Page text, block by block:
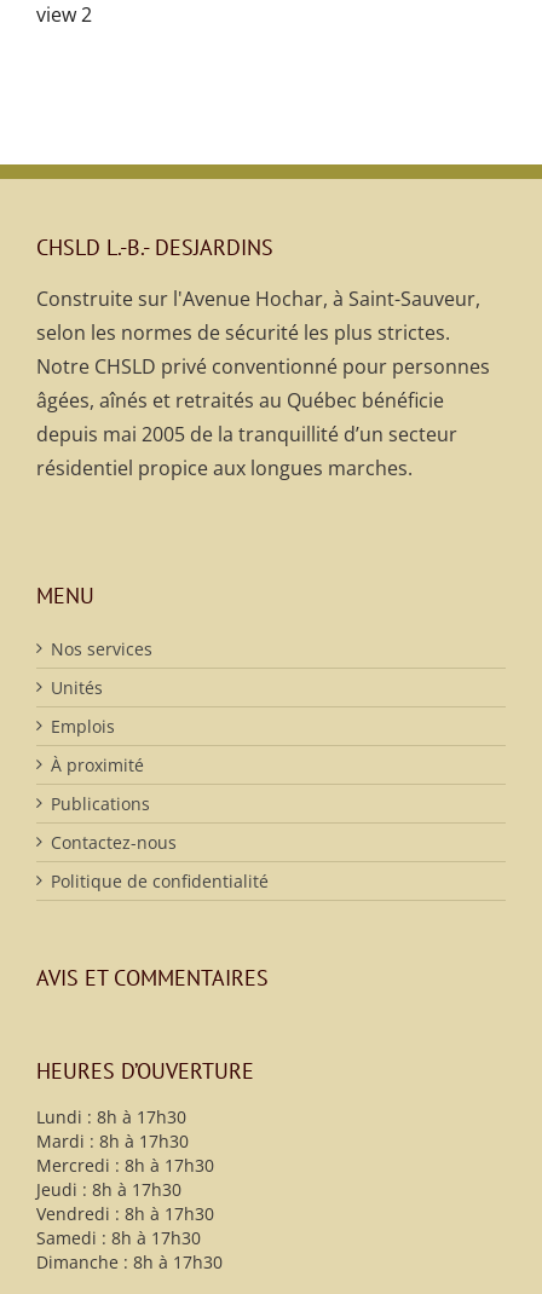
view 2
CHSLD L.-B.- DESJARDINS
Construite sur l'Avenue Hochar, à Saint-Sauveur,
selon les normes de sécurité les plus strictes.
Notre CHSLD privé conventionné pour personnes
âgées, aînés et retraités au Québec bénéficie
depuis mai 2005 de la tranquillité d’un secteur
résidentiel propice aux longues marches.
MENU
Nos services
Unités
Emplois
À proximité
Publications
Contactez-nous
Politique de confidentialité
AVIS ET COMMENTAIRES
HEURES D’OUVERTURE
Lundi : 8h à 17h30
Mardi : 8h à 17h30
Mercredi : 8h à 17h30
Jeudi : 8h à 17h30
Vendredi : 8h à 17h30
Samedi : 8h à 17h30
Dimanche : 8h à 17h30